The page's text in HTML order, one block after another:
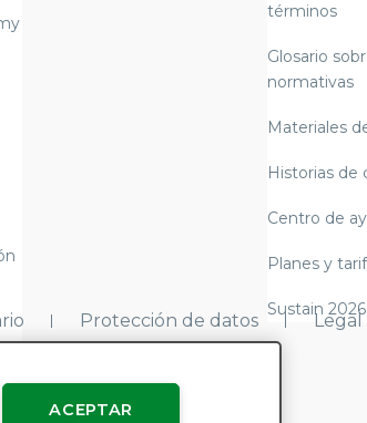
términos
Glosario
normativas
Materiales
Historias de
Centro de
Planes y
Sustain 2026
Protección de datos Legal
ACEPTAR